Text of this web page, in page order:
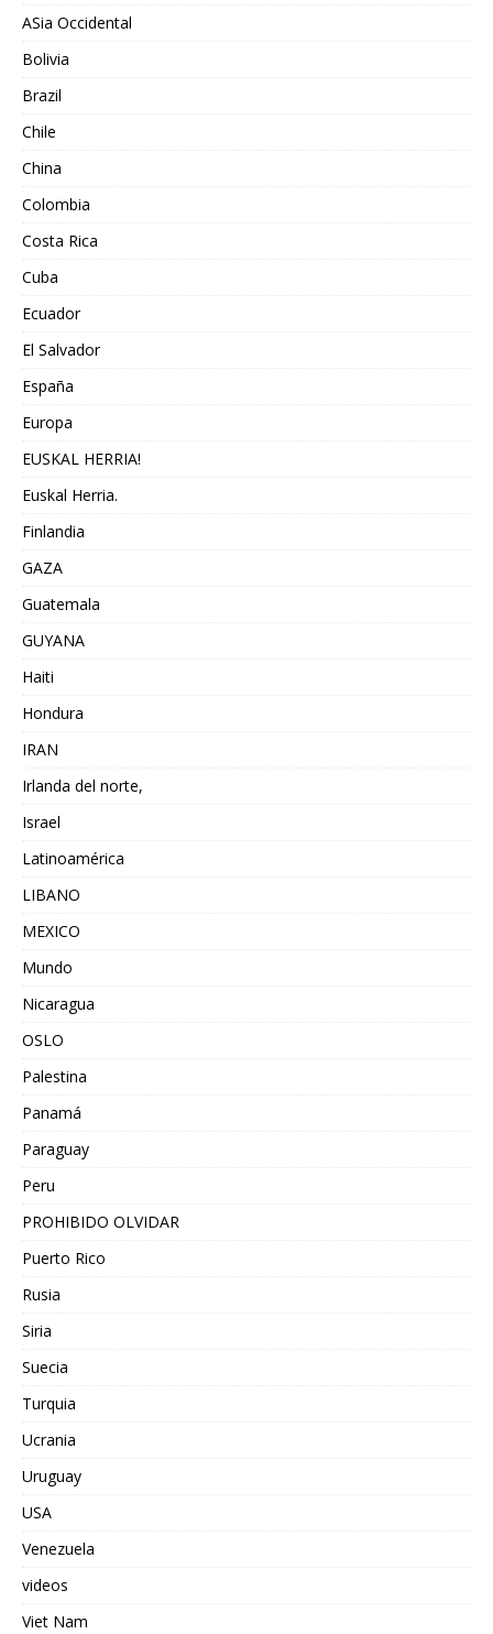
ASia Occidental
Bolivia
Brazil
Chile
China
Colombia
Costa Rica
Cuba
Ecuador
El Salvador
España
Europa
EUSKAL HERRIA!
Euskal Herria.
Finlandia
GAZA
Guatemala
GUYANA
Haiti
Hondura
IRAN
Irlanda del norte,
Israel
Latinoamérica
LIBANO
MEXICO
Mundo
Nicaragua
OSLO
Palestina
Panamá
Paraguay
Peru
PROHIBIDO OLVIDAR
Puerto Rico
Rusia
Siria
Suecia
Turquia
Ucrania
Uruguay
USA
Venezuela
videos
Viet Nam